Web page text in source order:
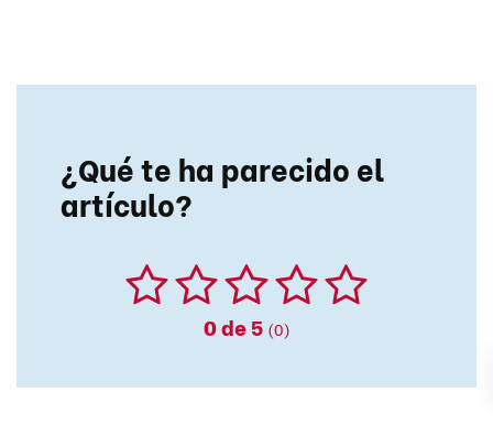
¿Qué te ha parecido el
artículo?
0de 5 (0)